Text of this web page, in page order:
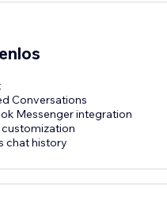
Conversations
Messenger integration
chat history